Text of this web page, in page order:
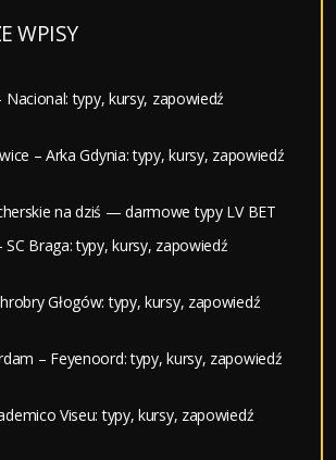
WPISY
Nacional: typy, kursy, zapowiedź
– Arka Gdynia: typy, kursy, zapowiedź
na dziś — darmowe typy LV BET
Braga: typy, kursy, zapowiedź
Głogów: typy, kursy, zapowiedź
– Feyenoord: typy, kursy, zapowiedź
Viseu: typy, kursy, zapowiedź